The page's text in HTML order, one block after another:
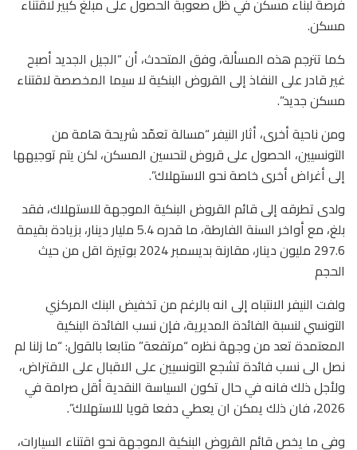
فرصة لبناء مسكن في ظل صعوبة الحصول على مبلغ كبير لاقتناء
مسكن.
كما تترجم هذه المسألة، وفق المتحدث، أن “الجيل الجديد أصبح
غير قادر على النفاذ إلى القروض البنكية لا سيما المخصصة لاقتناء
مسكن جديد”.
ومن ناحية أخرى، أثار النيفر “مسالة تعمّد شريحة هامة من
التونسيين، الحصول على قروض لتحسين المسكن، لكن يتم توجيهها
إلى أغراض أخرى خاصة نحو الاستهلاك”.
ولدى تطرقه إلى قائم القروض البنكية الموجهة للاستهلاك، فقد
بلغ، مع أواخر السنة الفارطة، ما قدره 5.4 مليار دينار، بزيادة بقيمة
297.6 مليون دينار، مقارنة بديسمبر 2024 بوتيرة اقل من حيث
الحجم
ولفت النيفر الانتباه إلى انه بالرغم من تخفيض البنك المركزي
التونسي لنسبة الفائدة المديرية، فإن نسب الفائدة البنكية
المعتمدة تعد من وجهة نظره “مرتفعة” متابعا بالقول: “ما زلنا لم
نصل الى نسب فائدة تشجع التونسيين على الاقبال على الاقتراض،
ولأجل ذلك فانه في حال تكون السياسة النقدية أقل صرامة في
2026، فان ذلك يمكن ان يعطي دفعا قويا للاستهلاك”.
وفي ما يخص قائم القروض البنكية الموجهة نحو اقتناء السيارات،